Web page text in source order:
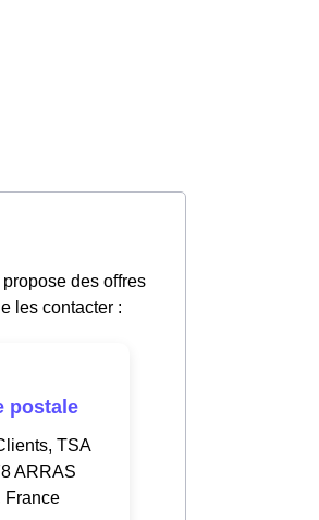
des offres
les contacter :
postale
TSA
ARRAS
France